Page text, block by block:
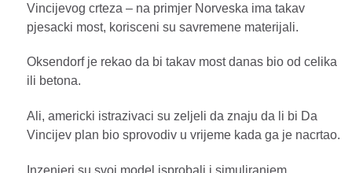
Vincijevog crteza – na primjer Norveska ima takav
pjesacki most, korisceni su savremene materijali.
Oksendorf je rekao da bi takav most danas bio od celika
ili betona.
Ali, americki istrazivaci su zeljeli da znaju da li bi Da
Vincijev plan bio sprovodiv u vrijeme kada ga je nacrtao.
Inzenjeri su svoj model isprobali i simuliranjem